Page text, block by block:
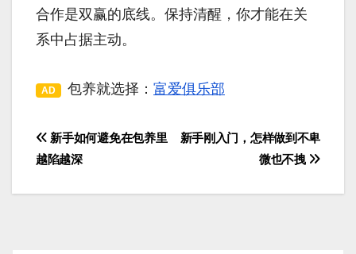
合作是双赢的底线。保持清醒，你才能在关
系中占据主动。
AD 包养就选择： 富爱俱乐部
文
导
新手刚入门，怎样做到不卑
微也不拽
新手如何避免在包养里
越陷越深